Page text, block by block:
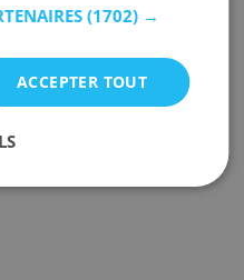
(1702) →
ACCEPTER TOUT